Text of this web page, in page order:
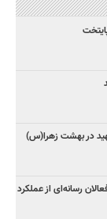
در بهشت زهرا(س)
رسانه‌ای از عملکرد